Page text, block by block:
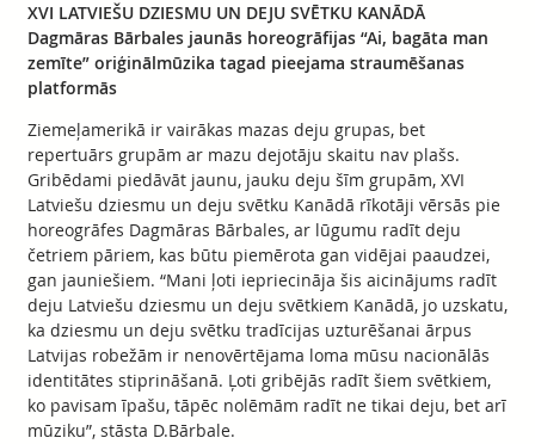
XVI LATVIEŠU DZIESMU UN DEJU SVĒTKU KANĀDĀ
Dagmāras Bārbales jaunās horeogrāfijas “Ai, bagāta man
zemīte” oriģinālmūzika tagad pieejama straumēšanas
platformās
Ziemeļamerikā ir vairākas mazas deju grupas, bet
repertuārs grupām ar mazu dejotāju skaitu nav plašs.
Gribēdami piedāvāt jaunu, jauku deju šīm grupām, XVI
Latviešu dziesmu un deju svētku Kanādā rīkotāji vērsās pie
horeogrāfes Dagmāras Bārbales, ar lūgumu radīt deju
četriem pāriem, kas būtu piemērota gan vidējai paaudzei,
gan jauniešiem. “Mani ļoti iepriecināja šis aicinājums radīt
deju Latviešu dziesmu un deju svētkiem Kanādā, jo uzskatu,
ka dziesmu un deju svētku tradīcijas uzturēšanai ārpus
Latvijas robežām ir nenovērtējama loma mūsu nacionālās
identitātes stiprināšanā. Ļoti gribējās radīt šiem svētkiem,
ko pavisam īpašu, tāpēc nolēmām radīt ne tikai deju, bet arī
mūziku”, stāsta D.Bārbale.